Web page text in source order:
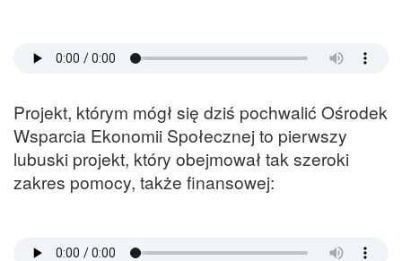
Projekt, którym mógł się dziś pochwalić Ośrodek
Wsparcia Ekonomii Społecznej to pierwszy
lubuski projekt, który obejmował tak szeroki
zakres pomocy, także finansowej: